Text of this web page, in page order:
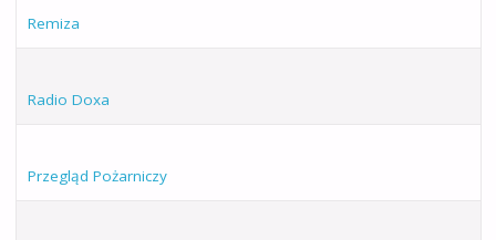
Remiza
Radio Doxa
Przegląd Pożarniczy